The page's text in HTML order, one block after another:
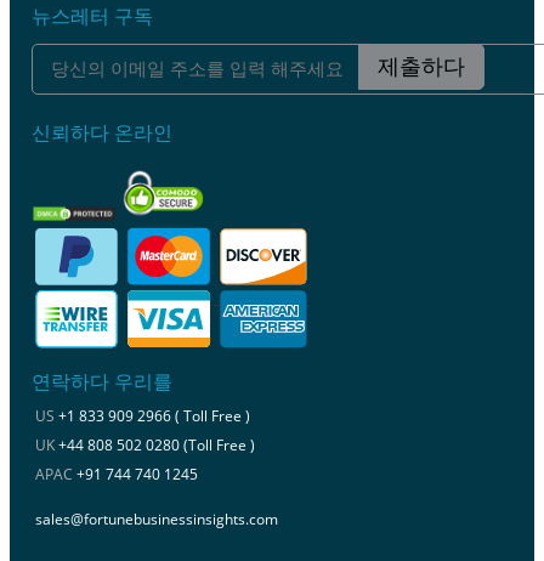
뉴스레터 구독
제출하다
신뢰하다 온라인
연락하다 우리를
US +1 833 909 2966 ( Toll Free )
UK+44 808 502 0280 (Toll Free )
APAC +91 744 740 1245
sales@fortunebusinessinsights.com